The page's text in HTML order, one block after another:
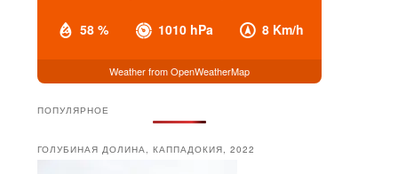
58 % 1010 hPa 8 Km/h
Weather from OpenWeatherMap
ПОПУЛЯРНОЕ
ГОЛУБИНАЯ ДОЛИНА, КАППАДОКИЯ, 2022